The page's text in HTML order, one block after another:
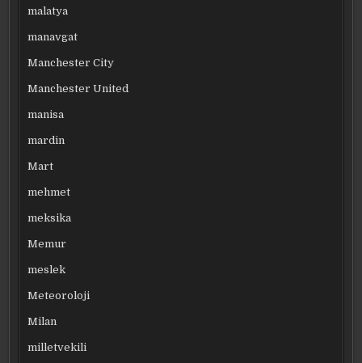
malatya
manavgat
Manchester City
Manchester United
manisa
mardin
Mart
mehmet
meksika
Memur
meslek
Meteoroloji
Milan
milletvekili